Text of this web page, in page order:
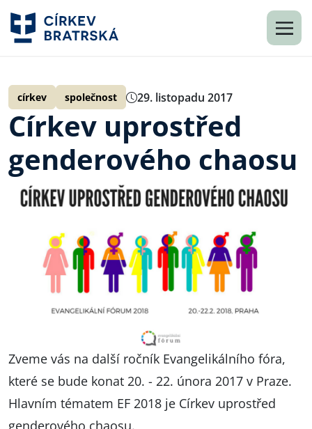
církev společnost 29. listopadu 2017
Církev uprostřed
genderového chaosu
Zveme vás na další ročník Evangelikálního fóra,
které se bude konat 20. - 22. února 2017 v Praze.
Hlavním tématem EF 2018 je Církev uprostřed